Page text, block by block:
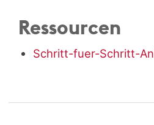
Ressourcen
Schritt-fuer-Schritt-